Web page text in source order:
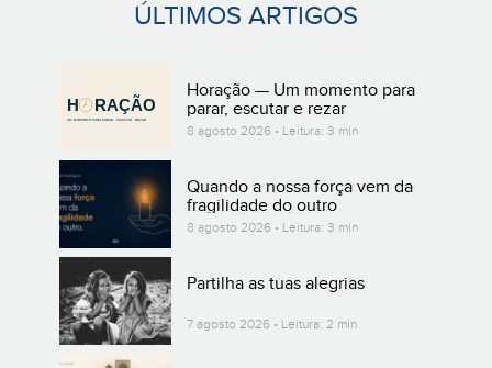
ÚLTIMOS ARTIGOS
Horação — Um momento para
parar, escutar e rezar
8 agosto 2026 • Leitura: 3 min
Quando a nossa força vem da
fragilidade do outro
8 agosto 2026 • Leitura: 3 min
Partilha as tuas alegrias
7 agosto 2026 • Leitura: 2 min